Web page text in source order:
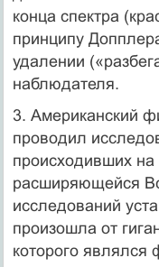
конца спектра
принципу
удалении
наблюдателя.
3. Американский
проводил
происходивших на
расширяющейся
исследований
произошла от
которого являлся